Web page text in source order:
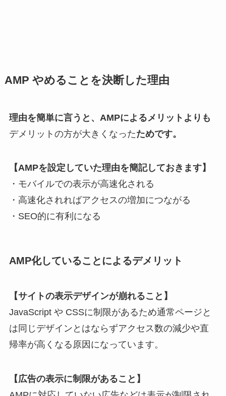
AMP やめることを決断した理由
理由を簡単に言うと、AMPによるメリットよりも
デメリットの方が大きくなったためです。
【AMPを設定していた理由を簡記しておきます】
・モバイルでの表示が高速化される
・高速化されればアクセスの増加につながる
・SEO的に有利になる
AMP化していることによるデメリット
【サイトの表示デザインが崩れること】
JavaScript や CSSに制限があるため通常ページと
は同じデザインとはならずアクセス数の減少や直
帰率が高くなる原因になっています。
【広告の表示に制限があること】